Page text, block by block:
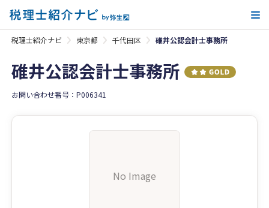
税理士紹介ナビ 東京都 千代田区 碓井公認会計士事務所
碓井公認会計士事務所
お問い合わせ番号：P006341
No Image